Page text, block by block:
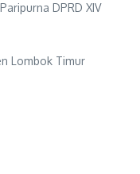
DPRD XIV
Lombok Timur